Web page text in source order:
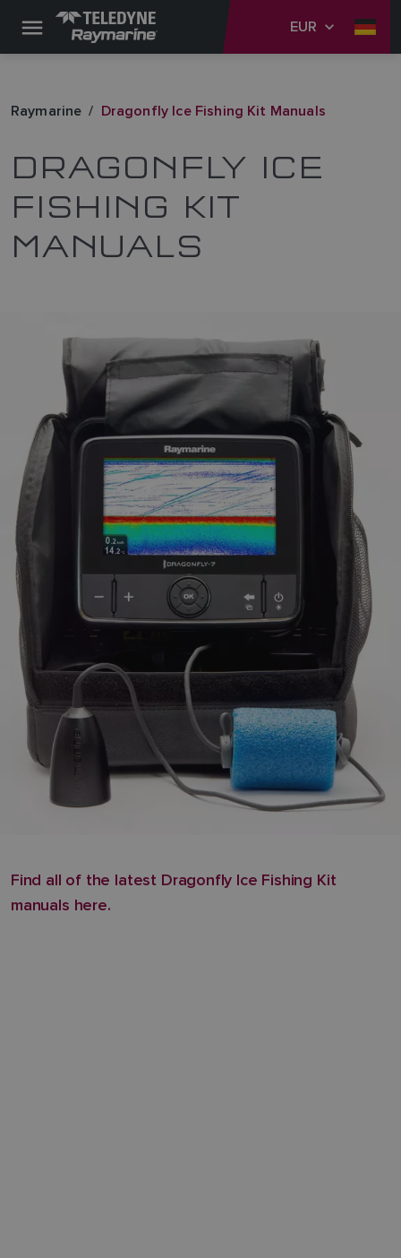
EUR
Raymarine Dragonfly Ice Fishing Kit Manuals
DRAGONFLY ICE
FISHING KIT
MANUALS
Find all of the latest Dragonfly Ice Fishing Kit
manuals here.